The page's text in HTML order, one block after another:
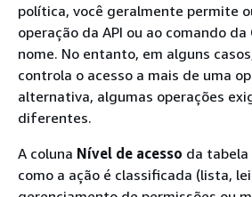
política, você geralmente permite
operação da API ou ao comando da
nome. No entanto, em alguns
controla o acesso a mais de uma
alternativa, algumas operações
diferentes.
A coluna Nível de acesso da tabela
como a ação é classificada (lista,